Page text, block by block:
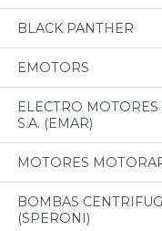
BLACK PANTHER
EMOTORS
ELECTRO
S.A. (EMAR)
MOTORES
BOMBAS
(SPERONI)